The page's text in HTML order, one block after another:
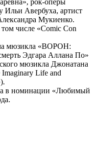
рок-оперы
Ильи Авербуха, артист
Мукиенко.
числе «Comic Con
мюзикла «ВОРОН:
Эдгара Аллана По»
мюзикла Джонатана
Life and
в номинации «Любимый